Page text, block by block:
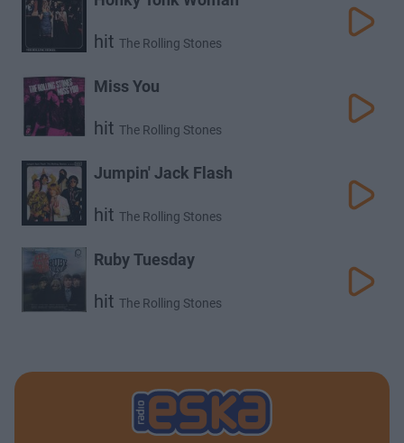
hit The Rolling Stones
Miss You
hit The Rolling Stones
Jumpin' Jack Flash
hit The Rolling Stones
Ruby Tuesday
hit The Rolling Stones